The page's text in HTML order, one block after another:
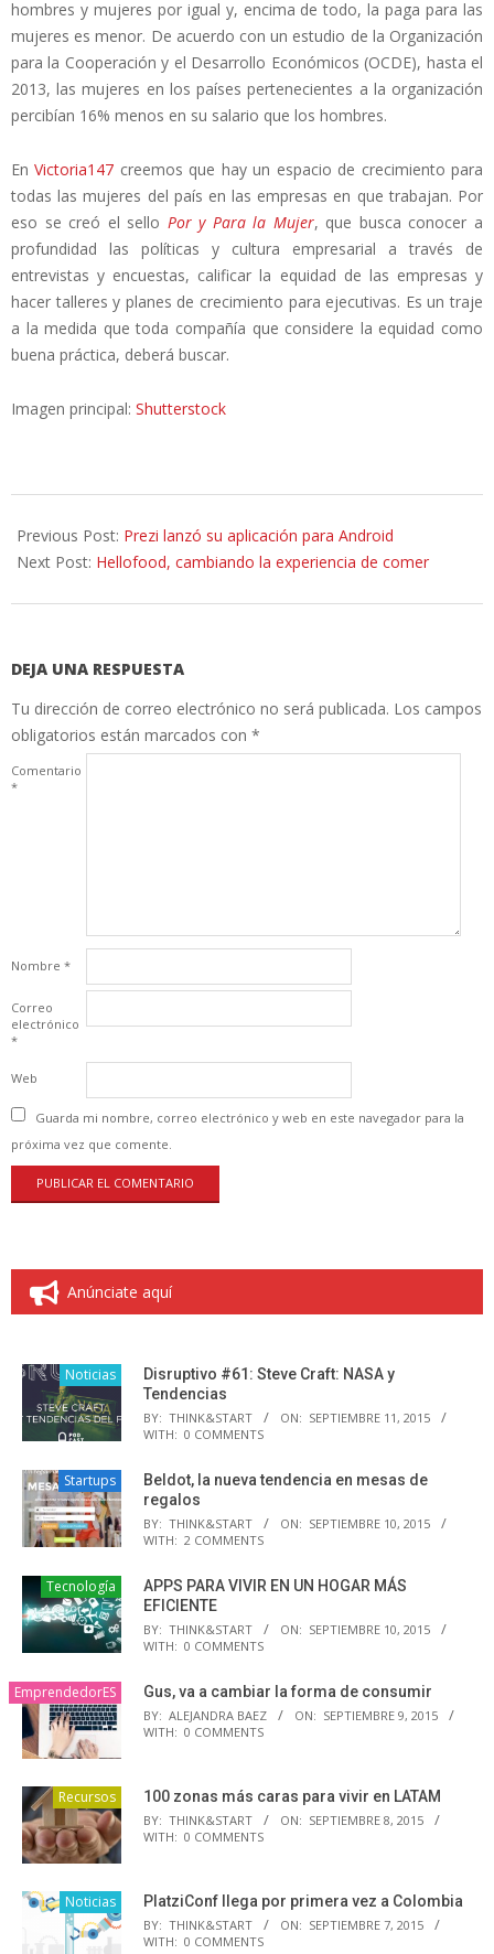
hombres y mujeres por igual y, encima de todo, la paga para las
mujeres es menor. De acuerdo con un estudio de la Organización
para la Cooperación y el Desarrollo Económicos (OCDE), hasta el
2013, las mujeres en los países pertenecientes a la organización
percibían 16% menos en su salario que los hombres.
EnVictoria147 creemos que hay un espacio de crecimiento para
todas las mujeres del país en las empresas en que trabajan. Por
eso se creó el sello Por y Para la Mujer, que busca conocer a
profundidad las políticas y cultura empresarial a través de
entrevistas y encuestas, calificar la equidad de las empresas y
hacer talleres y planes de crecimiento para ejecutivas. Es un traje
a la medida que toda compañía que considere la equidad como
buena práctica, deberá buscar.
Imagen principal: Shutterstock
04-
24
Previous Post: Prezi lanzó su aplicación para Android
Next Post: Hellofood, cambiando la experiencia de comer
DEJA UNA RESPUESTA
Tu dirección de correo electrónico no será publicada. Los campos
obligatorios están marcados con *
Comentario
*
Nombre *
Correo
electrónico
*
Web
Guarda mi nombre, correo electrónico y web en este navegador para la
próxima vez que comente.
Anúnciate aquí
Noticias
Disruptivo #61: Steve Craft: NASA y
Tendencias
BY: THINK&START ON: SEPTIEMBRE 11, 2015
WITH: 0 COMMENTS
Startups
Beldot, la nueva tendencia en mesas de
regalos
BY: THINK&START ON: SEPTIEMBRE 10, 2015
WITH: 2 COMMENTS
Tecnología
APPS PARA VIVIR EN UN HOGAR MÁS
EFICIENTE
BY: THINK&START ON: SEPTIEMBRE 10, 2015
WITH: 0 COMMENTS
EmprendedorES Gus, va a cambiar la forma de consumir
BY: ALEJANDRA BAEZ ON: SEPTIEMBRE 9, 2015
WITH: 0 COMMENTS
Recursos 100 zonas más caras para vivir en LATAM
BY: THINK&START ON: SEPTIEMBRE 8, 2015
WITH: 0 COMMENTS
Noticias PlatziConf llega por primera vez a Colombia
BY: THINK&START ON: SEPTIEMBRE 7, 2015
WITH: 0 COMMENTS